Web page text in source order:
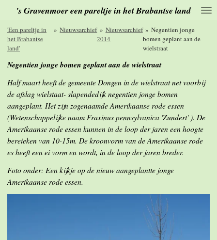
naar
de
hoofdinhoud
's Gravenmoer een pareltje in het Brabantse land
'Een pareltje in
het Brabantse
land'
» Nieuwsarchief » Nieuwsarchief
2014
» Negentien jonge
bomen geplant aan de
wielstraat
Negentien jonge bomen geplant aan de wielstraat
Half maart heeft de gemeente Dongen in de wielstraat net voorbij
de afslag wielstaat- slapendedijk negentien jonge bomen
aangeplant. Het zijn zogenaamde Amerikaanse rode essen
(Wetenschappelijke naam Fraxinus pennsylvanica 'Zundert' ). De
Amerikaanse rode essen kunnen in de loop der jaren een hoogte
bereieken van 10-15m. De kroonvorm van de Amerikaanse rode
es heeft een ei vorm en wordt, in de loop der jaren breder.
Foto onder: Een kijkje op de nieuw aangeplantte jonge
Amerikaanse rode essen.